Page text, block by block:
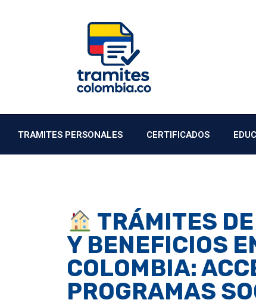
TRAMITES PERSONALES CERTIFICADOS
TRÁMITES
Y BENEFICIOS
COLOMBIA:
PROGRAMAS